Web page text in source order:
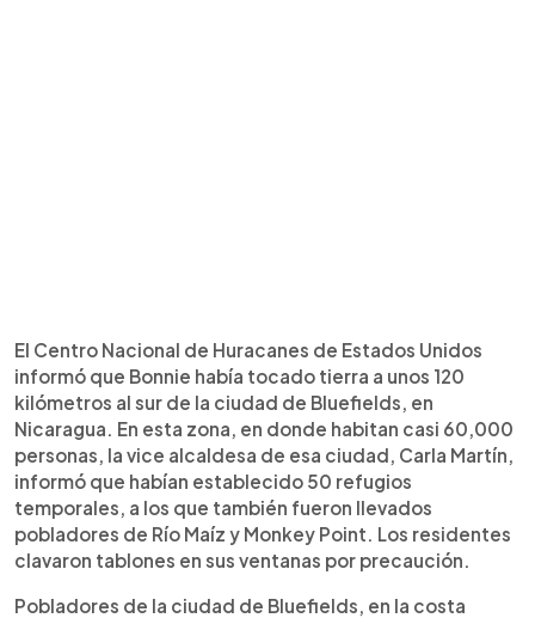
El Centro Nacional de Huracanes de Estados Unidos
informó que Bonnie había tocado tierra a unos 120
kilómetros al sur de la ciudad de Bluefields, en
Nicaragua. En esta zona, en donde habitan casi 60,000
personas, la vice alcaldesa de esa ciudad, Carla Martín,
informó que habían establecido 50 refugios
temporales, a los que también fueron llevados
pobladores de Río Maíz y Monkey Point. Los residentes
clavaron tablones en sus ventanas por precaución.
Pobladores de la ciudad de Bluefields, en la costa